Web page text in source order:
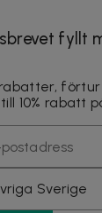
fyllt
10% rabatt